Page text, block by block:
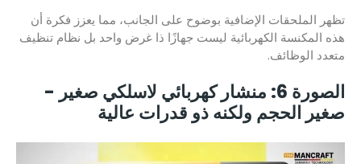
تظهر الملحقات الإضافية بوضوح على الجانب، مما يعزز فكرة أن
هذه المكنسة الكهربائية ليست جهازًا ذا غرض واحد بل نظام تنظيف
متعدد الوظائف.
الصورة 6: منشار كهربائي لاسلكي صغير -
صغير الحجم ولكنه ذو قدرات عالية